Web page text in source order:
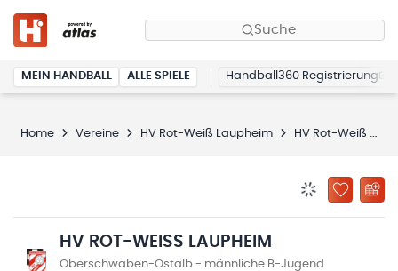
Suche
MEIN HANDBALL ALLE SPIELE Handball360 Registrierung
Home Vereine HV Rot-Weiß Laupheim HV Rot-Weiß Laupheim
ZU
HV ROT-WEISS LAUPHEIM
Oberschwaben-Ostalb - männliche B-Jugend